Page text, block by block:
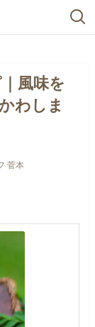
風味を
わしま
菅本